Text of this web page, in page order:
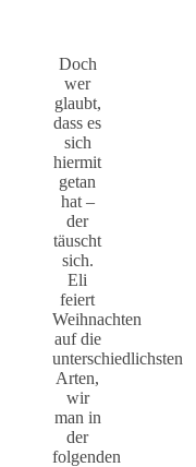
Doch
wer
glaubt,
dass es
sich
hiermit
getan
hat –
der
täuscht
sich.
Eli
feiert
Weihnachten
auf die
unterschiedlichsten
Arten,
wir
man in
der
folgenden